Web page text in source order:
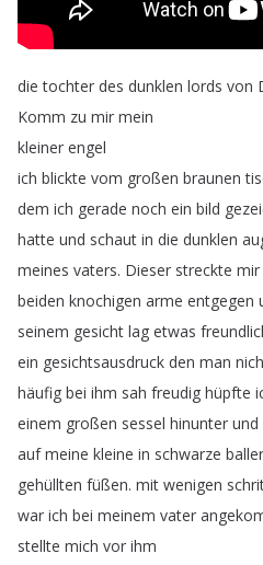
die tochter des dunklen lords von
Komm zu mir mein
kleiner engel
ich blickte vom großen braunen
dem ich gerade noch ein bild
hatte und schaut in die dunklen
meines vaters. Dieser streckte mir
beiden knochigen arme entgegen
seinem gesicht lag etwas
ein gesichtsausdruck den man
häufig bei ihm sah freudig hüpfte
einem großen sessel hinunter und
auf meine kleine in schwarze
gehüllten füßen. mit wenigen
war ich bei meinem vater
stellte mich vor ihm